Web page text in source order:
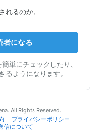
れるのか。
者になる
単にチェックしたり、
るようになります。
All Rights Reserved.
プライバシーポリシー
信について